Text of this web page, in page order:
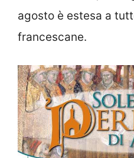
agosto è estesa a
francescane.